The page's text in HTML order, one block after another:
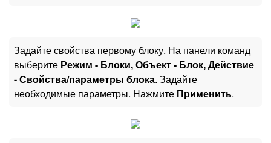
Задайте свойства первому блоку. На панели команд
выберите Режим - Блоки, Объект - Блок, Действие
- Свойства/параметры блока. Задайте
необходимые параметры. Нажмите Применить.